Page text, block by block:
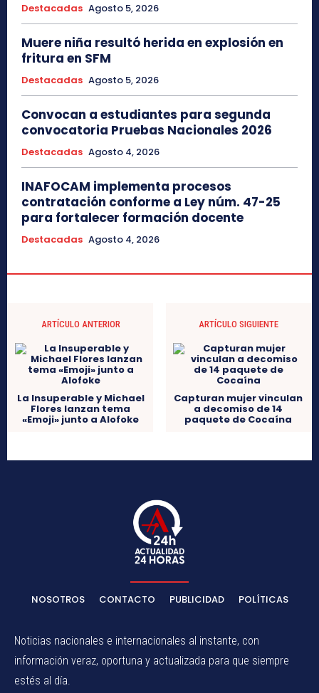
Destacadas Agosto 5, 2026
Muere niña resultó herida en explosión en
fritura en SFM
Destacadas Agosto 5, 2026
Convocan a estudiantes para segunda
convocatoria Pruebas Nacionales 2026
Destacadas Agosto 4, 2026
INAFOCAM implementa procesos
contratación conforme a Ley núm. 47-25
para fortalecer formación docente
Destacadas Agosto 4, 2026
ARTÍCULO ANTERIOR
La Insuperable y Michael
Flores lanzan tema
«Emoji» junto a Alofoke
ARTÍCULO SIGUIENTE
Capturan mujer vinculan
a decomiso de 14
paquete de Cocaína
NOSOTROS CONTACTO PUBLICIDAD POLÍTICAS
Noticias nacionales e internacionales al instante, con
información veraz, oportuna y actualizada para que siempre
estés al día.